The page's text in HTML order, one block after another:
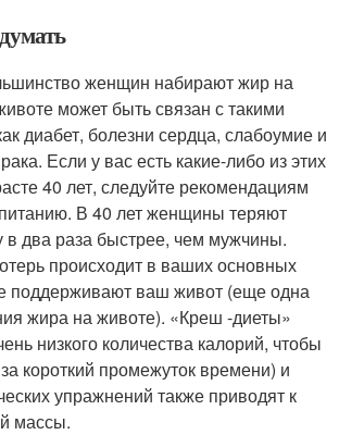
женщин набирают жир на
может быть связан с такими
диабет, болезни сердца, слабоумие и
Если у вас есть какие-либо из этих
40 лет, следуйте рекомендациям
В 40 лет женщины теряют
два раза быстрее, чем мужчины.
происходит в ваших основных
поддерживают ваш живот (еще одна
жира на животе). «Креш -диеты»
низкого количества калорий, чтобы
короткий промежуток времени) и
упражнений также приводят к
массы.